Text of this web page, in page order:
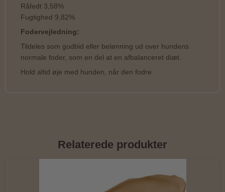
Råfedt 3,58%
Fugtighed 9,82%
Fodervejledning:
Tildeles som godbid eller belønning ud over hundens
normale foder, som en del at en afbalanceret diæt.
Hold altid øje med hunden, når den fodre
Relaterede produkter